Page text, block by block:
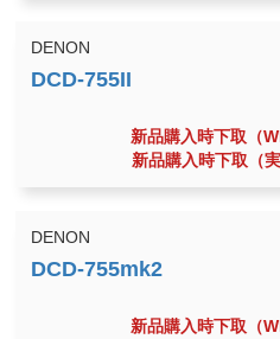
DENON
新品購入時下取（
新品購入時下取（実
DENON
新品購入時下取（